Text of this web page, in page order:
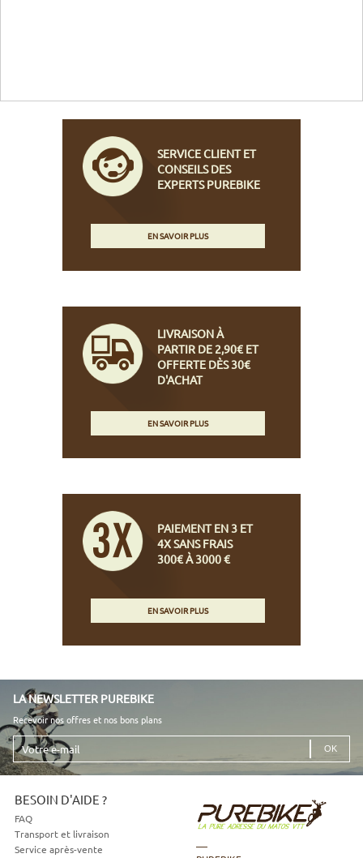
SERVICE CLIENT ET
CONSEILS DES
EXPERTS PUREBIKE
EN SAVOIR PLUS
LIVRAISON À
PARTIR DE 2,90€ ET
OFFERTE DÈS 30€
D'ACHAT
EN SAVOIR PLUS
PAIEMENT EN 3 ET
4X SANS FRAIS
300€ À 3000 €
EN SAVOIR PLUS
LA NEWSLETTER PUREBIKE
Recevoir nos offres et nos bons plans
Votre
e-
mail
BESOIN D'AIDE ?
FAQ
Transport et livraison
Service après-vente